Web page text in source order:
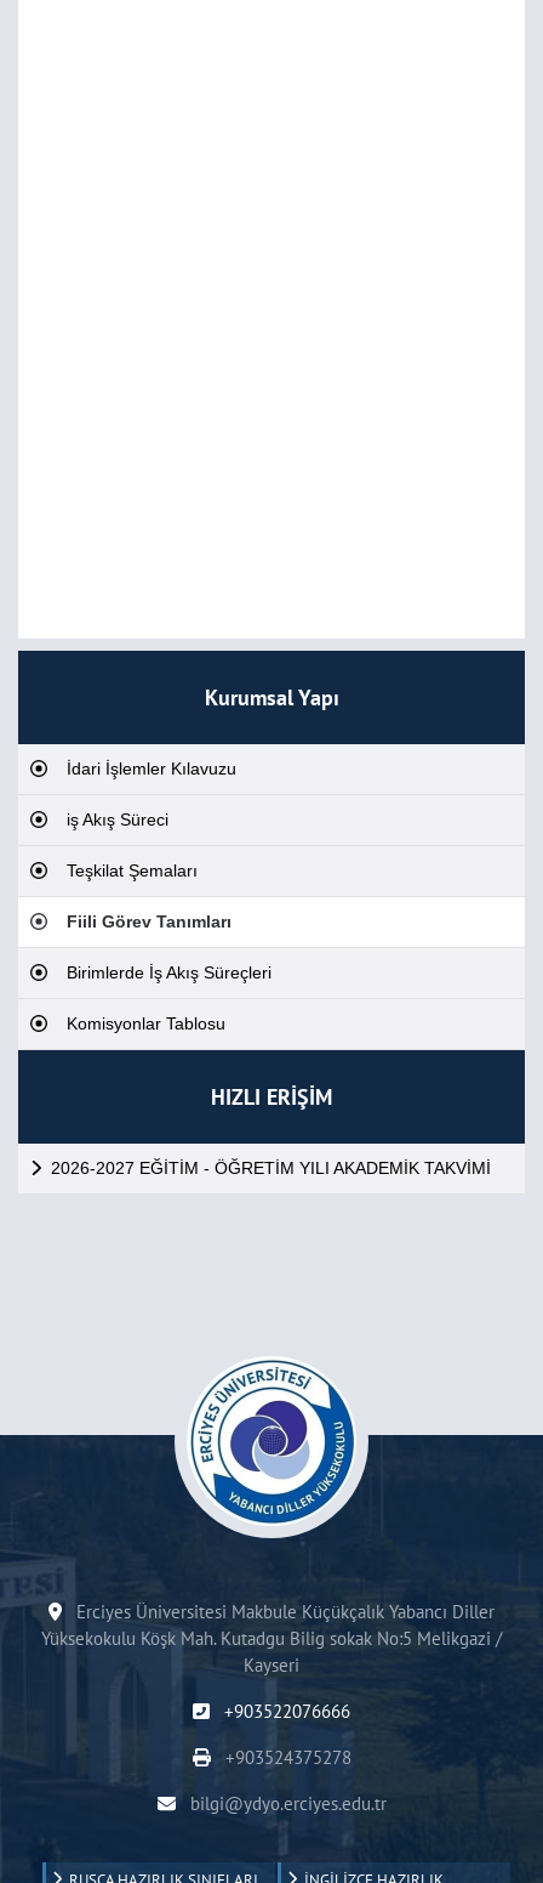
Kurumsal Yapı
İdari İşlemler Kılavuzu
iş Akış Süreci
Teşkilat Şemaları
Fiili Görev Tanımları
Birimlerde İş Akış Süreçleri
Komisyonlar Tablosu
HIZLI ERİŞİM
2026-2027 EĞİTİM - ÖĞRETİM YILI AKADEMİK TAKVİMİ
Erciyes Üniversitesi Makbule Küçükçalık Yabancı Diller
Yüksekokulu Köşk Mah. Kutadgu Bilig sokak No:5 Melikgazi /
Kayseri
+903522076666
+903524375278
bilgi@ydyo.erciyes.edu.tr